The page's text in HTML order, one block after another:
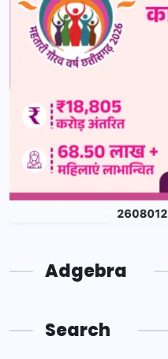
Adgebra
Search